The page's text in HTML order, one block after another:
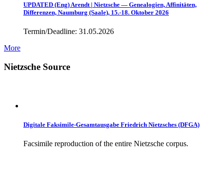
UPDATED (Eng) Arendt | Nietzsche — Genealogien, Affinitäten,
Differenzen, Naumburg (Saale), 15.-18. Oktober 2026
Termin/Deadline: 31.05.2026
More
Nietzsche Source
Digitale Faksimile-Gesamtausgabe Friedrich Nietzsches (DFGA)
Facsimile reproduction of the entire Nietzsche corpus.